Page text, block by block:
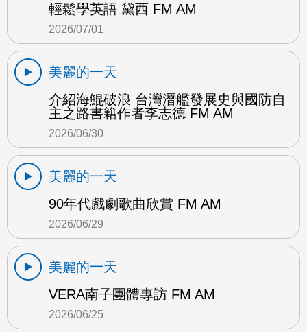
輕鬆學英語 黛西 FM AM
2026/07/01
美麗的一天
介紹海鯤破浪 台灣潛艦發展史與國防自
主之路書籍作者李志德 FM AM
2026/06/30
美麗的一天
90年代戲劇歌曲欣賞 FM AM
2026/06/29
美麗的一天
VERA南子團體專訪 FM AM
2026/06/25